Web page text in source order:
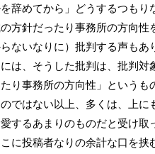
辞めてから」どうするつもり
方針だったり事務所の方向性
ないなりに）批判する声もあ
は、そうした批判は、批判対
たり事務所の方向性」というも
ではない以上、多くは、上に
するあまりのものだと受け取
に投稿者なりの余計な口を挟